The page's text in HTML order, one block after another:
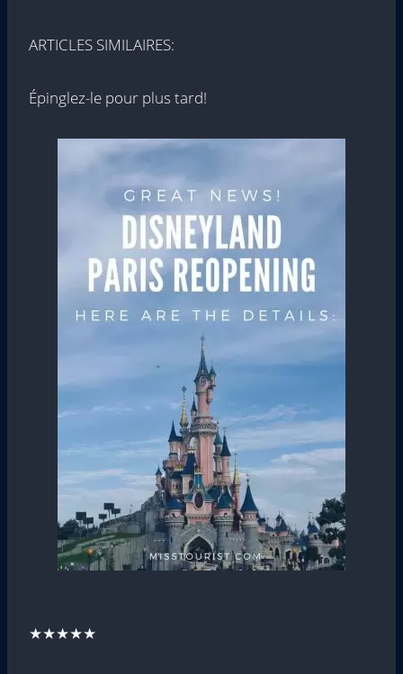
ARTICLES SIMILAIRES:
Épinglez-le pour plus tard!
★★★★★